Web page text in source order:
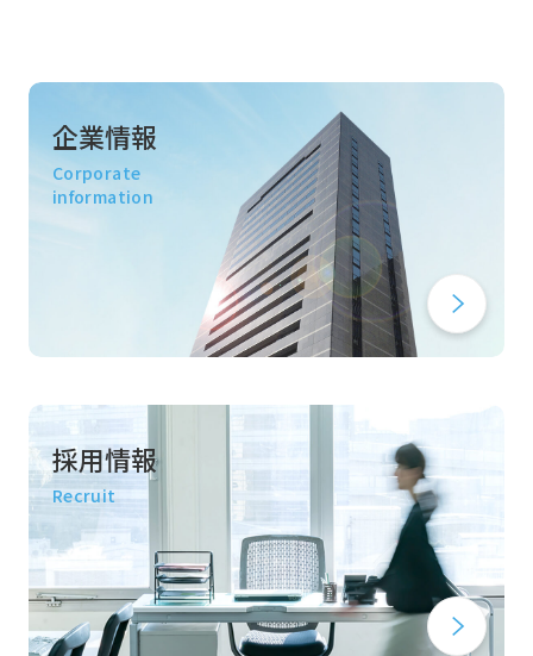
企業情報
Corporate
information
採用情報
Recruit